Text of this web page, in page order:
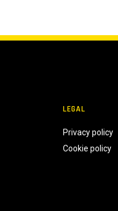
LEGAL
Privacy policy
Cookie policy